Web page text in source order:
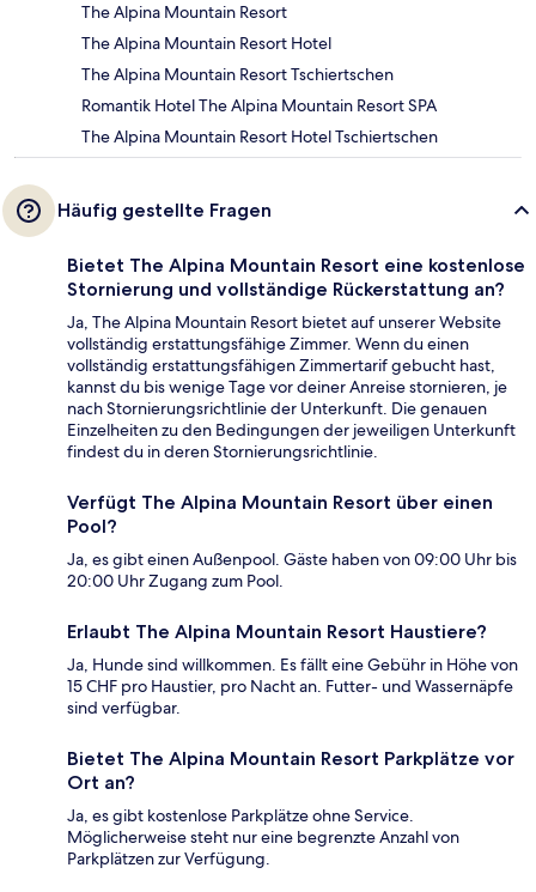
The Alpina Mountain Resort
The Alpina Mountain Resort Hotel
The Alpina Mountain Resort Tschiertschen
Romantik Hotel The Alpina Mountain Resort SPA
The Alpina Mountain Resort Hotel Tschiertschen
Häufig gestellte Fragen
Bietet The Alpina Mountain Resort eine kostenlose
Stornierung und vollständige Rückerstattung an?
Ja, The Alpina Mountain Resort bietet auf unserer Website
vollständig erstattungsfähige Zimmer. Wenn du einen
vollständig erstattungsfähigen Zimmertarif gebucht hast,
kannst du bis wenige Tage vor deiner Anreise stornieren, je
nach Stornierungsrichtlinie der Unterkunft. Die genauen
Einzelheiten zu den Bedingungen der jeweiligen Unterkunft
findest du in deren Stornierungsrichtlinie.
Verfügt The Alpina Mountain Resort über einen
Pool?
Ja, es gibt einen Außenpool. Gäste haben von 09:00 Uhr bis
20:00 Uhr Zugang zum Pool.
Erlaubt The Alpina Mountain Resort Haustiere?
Ja, Hunde sind willkommen. Es fällt eine Gebühr in Höhe von
15 CHF pro Haustier, pro Nacht an. Futter- und Wassernäpfe
sind verfügbar.
Bietet The Alpina Mountain Resort Parkplätze vor
Ort an?
Ja, es gibt kostenlose Parkplätze ohne Service.
Möglicherweise steht nur eine begrenzte Anzahl von
Parkplätzen zur Verfügung.